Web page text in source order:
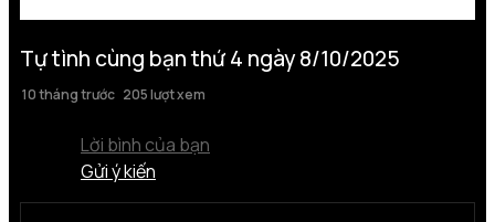
Tự tình cùng bạn thứ 4 ngày 8/10/2025
10 tháng trước 205 lượt xem
Lời bình của bạn
Gửi ý kiến